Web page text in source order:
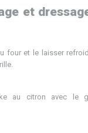
et
four et le laisser
au citron avec le